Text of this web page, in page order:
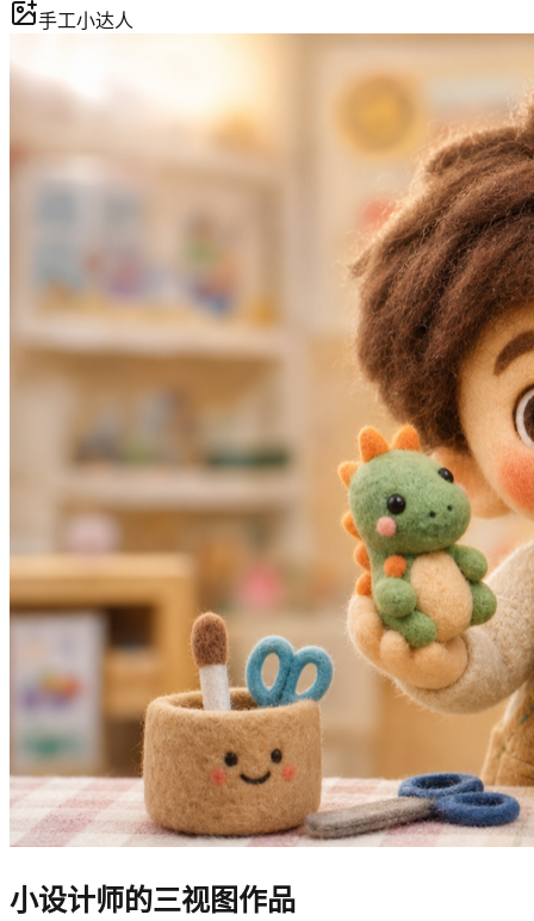
手工小达人
小设计师的三视图作品